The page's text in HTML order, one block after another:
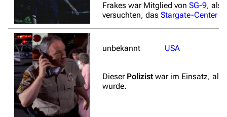
Frakes war Mitglied von SG-9, als
versuchten, das Stargate-Center
unbekannt USA
Dieser Polizist war im Einsatz, als
wurde.